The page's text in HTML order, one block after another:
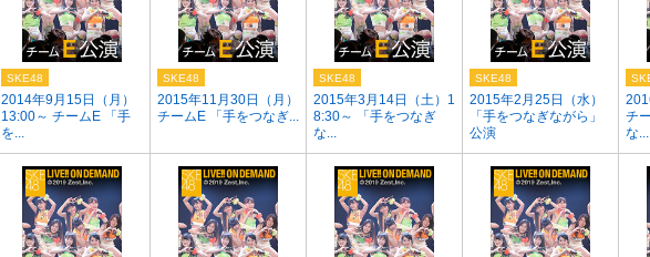
2014年9月15日（月）
13:00～ チームE 「手
を...
SKE48
2015年11月30日（月）
チームE 「手をつなぎ...
SKE48
2015年3月14日（土）1
8:30～ 「手をつなぎ
な...
SKE48
2015年2月25日（水）
「手をつなぎながら」
公演
SKE48
チ
な...